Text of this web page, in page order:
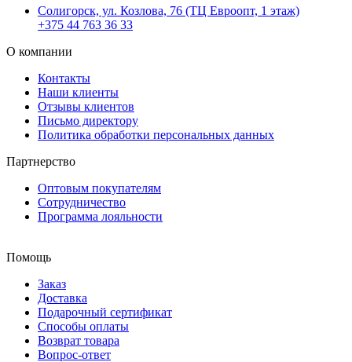
Солигорск, ул. Козлова, 76 (ТЦ Евроопт, 1 этаж)
+375 44 763 36 33
О компании
Контакты
Наши клиенты
Отзывы клиентов
Письмо директору
Политика обработки персональных данных
Партнерство
Оптовым покупателям
Сотрудничество
Программа лояльности
Помощь
Заказ
Доставка
Подарочный сертификат
Способы оплаты
Возврат товара
Вопрос-ответ